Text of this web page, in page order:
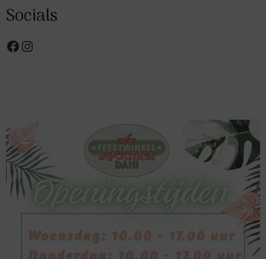
Socials
Facebook
Instagram